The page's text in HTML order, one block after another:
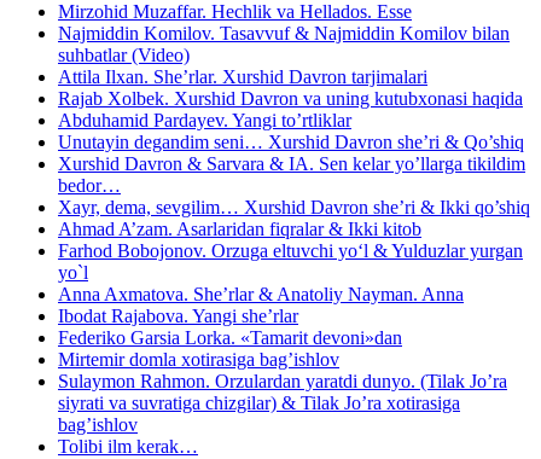
Mirzohid Muzaffar. Hechlik va Hellados. Esse
Najmiddin Komilov. Tasavvuf & Najmiddin Komilov bilan
suhbatlar (Video)
Attila Ilxan. She’rlar. Xurshid Davron tarjimalari
Rajab Xolbek. Xurshid Davron va uning kutubxonasi haqida
Abduhamid Pardayev. Yangi to’rtliklar
Unutayin degandim seni… Xurshid Davron she’ri & Qo’shiq
Xurshid Davron & Sarvara & IA. Sen kelar yo’llarga tikildim
bedor…
Xayr, dema, sevgilim… Xurshid Davron she’ri & Ikki qo’shiq
Ahmad A’zam. Asarlaridan fiqralar & Ikki kitob
Farhod Bobojonov. Orzuga eltuvchi yo‘l & Yulduzlar yurgan
yo`l
Anna Axmatova. She’rlar & Anatoliy Nayman. Anna
Ibodat Rajabova. Yangi she’rlar
Federiko Garsia Lorka. «Tamarit devoni»dan
Mirtemir domla xotirasiga bag’ishlov
Sulaymon Rahmon. Orzulardan yaratdi dunyo. (Tilak Jo’ra
siyrati va suvratiga chizgilar) & Tilak Jo’ra xotirasiga
bag’ishlov
Tolibi ilm kerak…